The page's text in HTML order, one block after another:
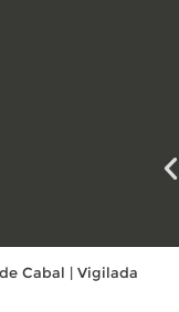
Cabal | Vigilada